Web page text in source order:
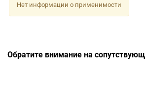
Нет информации о применимости
Обратите внимание на